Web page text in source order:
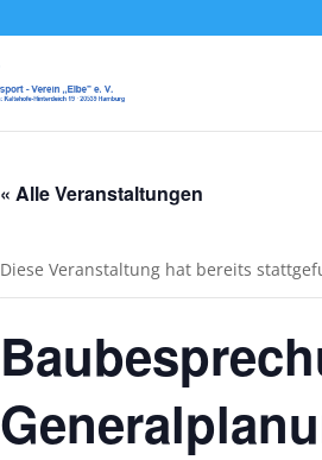
« Alle Veranstaltungen
Diese Veranstaltung hat bereits